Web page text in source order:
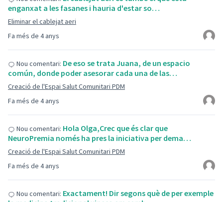
Fa més de 4 anys
enganxat a les fasanes i hauria d'estar so…
Eliminar el cablejat aeri
Fa més de 4 anys
Nou comentari: De eso se trata Juana, de un espacio
común, donde poder asesorar cada una de las…
Creació de l'Espai Salut Comunitari PDM
Fa més de 4 anys
Nou comentari: Hola Olga,Crec que és clar que
NeuroPremia només ha pres la iniciativa per dema…
Creació de l'Espai Salut Comunitari PDM
Nou comentari: Exactament! Dir segons què de per exemple